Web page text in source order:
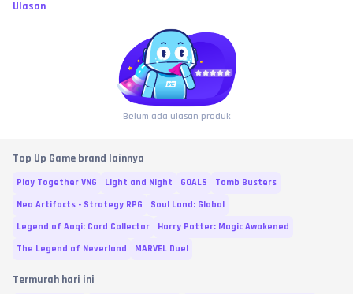
Ulasan
Belum ada ulasan produk
Top Up Game brand lainnya
Play Together VNG Light and Night GOALS
Tomb Busters
Neo Artifacts - Strategy RPG
Soul Land: Global
Legend of Aoqi: Card Collector
Harry Potter: Magic Awakened
The Legend of Neverland
MARVEL Duel
Termurah hari ini